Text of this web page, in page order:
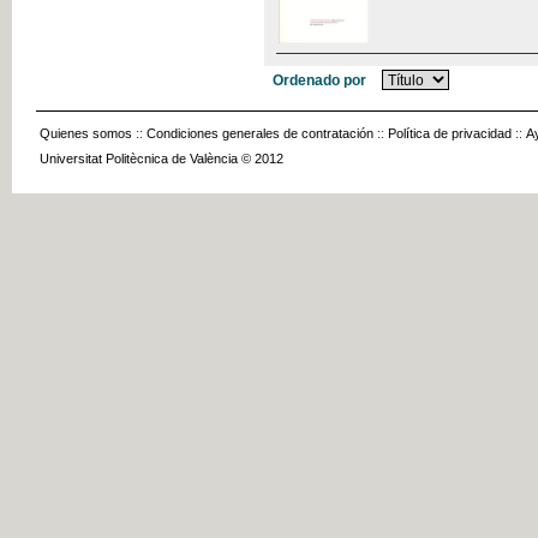
Ordenado por
Quienes somos :: Condiciones generales de contratación :: Política de privacidad ::
Universitat Politècnica de València © 2012